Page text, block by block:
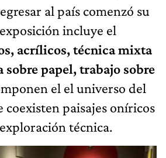
al país comenzó su
incluye el
acrílicos, técnica mixta
sobre papel, trabajo sobre
el el universo del
coexisten paisajes oníricos
técnica.